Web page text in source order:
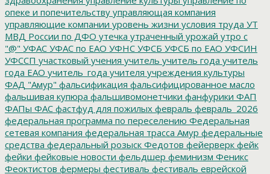
опеке и попечительству управляющая компания
управляющие компании уровень жизни условия труда УТ
МВД России по ДФО утечка утраченный урожай утро с
"@" УФАС УФАС по ЕАО УФНС УФСБ УФСБ по ЕАО УФСИН
УФССП участковый учения учитель учитель года учитель
года ЕАО учитель_года учителя учреждения культуры
ФАД "Амур" фальсификация фальсифицированное масло
фальшивая купюра фальшивомонетчики фанфурики ФАП
ФАПы ФАС фастфуд для пожилых февраль февраль_2026
федеральная программа по переселению Федеральная
сетевая компания федеральная трасса Амур федеральные
средства федеральный розыск Федотов фейерверк фейк
фейки фейковые новости фельдшер феминизм Феникс
Феоктистов фермеры фестиваль фестиваль еврейской